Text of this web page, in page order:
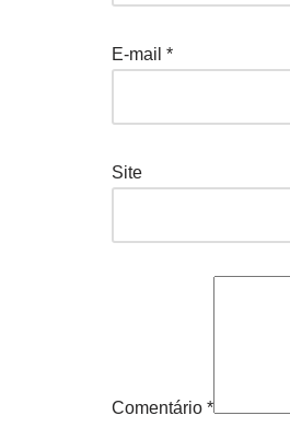
E-mail *
Site
Comentário *